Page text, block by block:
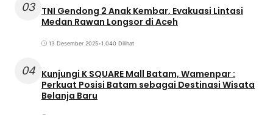
03 TNI Gendong 2 Anak Kembar, Evakuasi Lintasi
Medan Rawan Longsor di Aceh
13 Desember 2025•1.040 Dilihat
04 Kunjungi K SQUARE Mall Batam, Wamenpar :
Perkuat Posisi Batam sebagai Destinasi Wisata
Belanja Baru